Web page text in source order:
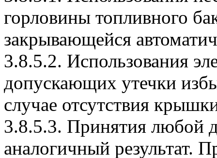
горловины топливного
закрывающейся
3.8.5.2. Использования
допускающих утечки
случае отсутствия
3.8.5.3. Принятия любой
аналогичный результат.